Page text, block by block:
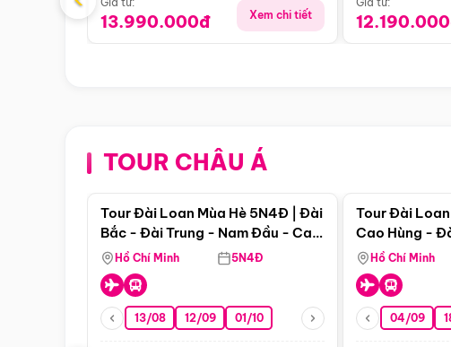
13.990.000đ Xem chi tiết
TOUR CHÂU ÁĐiểm nổi bật
Tour Đài Loan Mùa Hè 5N4Đ | Đài
Bắc - Đài Trung - Nam Đầu - Cao
Hùng ( Bay Vn)
Hồ Chí Minh 5N4Đ
13/08 12/09 01/10
Tour Đài Loan
Cao Hùng -
(Bay Vj)
Hồ Chí Minh
04/09